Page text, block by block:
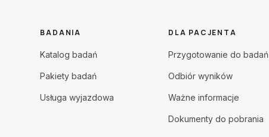
BADANIA
Katalog badań
Pakiety badań
Usługa wyjazdowa
DLA PACJENTA
Przygotowanie do badań
Odbiór wyników
Ważne informacje
Dokumenty do pobrania